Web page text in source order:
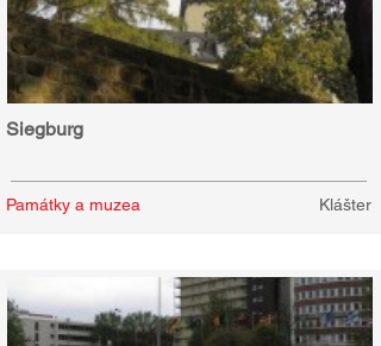
Siegburg
Památky a muzea Klášter